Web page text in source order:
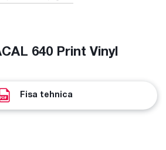
640 Print Vinyl
Fisa tehnica